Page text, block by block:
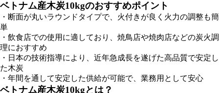
ベトナム産木炭10kgのおすすめポイント
・断面が丸いラウンドタイプで、火付きが良く火力の調整も簡
単
・飲食店での使用に適しており、焼鳥店や焼肉店などの炭火調
理におすすめ
・日本の技術指導により、近年急成長を遂げた高品質で安定し
た木炭
・年間を通して安定した供給が可能で、業務用として安心
ベトナム産木炭10kgとは？